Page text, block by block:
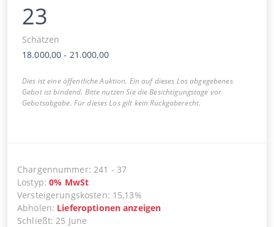
23
Schätzen
18.000,00 - 21.000,00
Dies ist eine öffentliche Auktion. Ein auf dieses Los abgegebenes
Gebot ist bindend. Bitte nutzen Sie die Besichtigungstage vor
Gebotsabgabe. Für dieses Los gilt kein Rückgaberecht.
Chargennummer:241 - 37
Lostyp:0% MwSt
Versteigerungskosten: 15,13%
Abholen: Lieferoptionen anzeigen
Schließt:25 June